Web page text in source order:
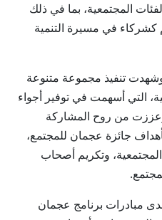
المجتمعية، بما في ذلك
كشركاء في مسيرة التنمية
تنفيذ مجموعة متنوعة
التي أسهمت في توفير أجواء
وعززت من روح المشاركة
جائزة عجمان للمجتمع،
وتكريم أصحاب
مبادرات برنامج عجمان